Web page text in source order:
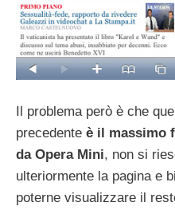
Il problema però è che
precedente è il massimo
da Opera Mini, non si
ulteriormente la pagina e
poterne visualizzare il